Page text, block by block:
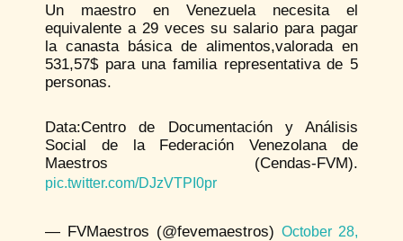
Un maestro en Venezuela necesita el
equivalente a 29 veces su salario para pagar
la canasta básica de alimentos,valorada en
531,57$ para una familia representativa de 5
personas.
Data:Centro de Documentación y Análisis
Social de la Federación Venezolana de
Maestros (Cendas-FVM).
pic.twitter.com/DJzVTPI0pr
— FVMaestros (@fevemaestros) October 28,